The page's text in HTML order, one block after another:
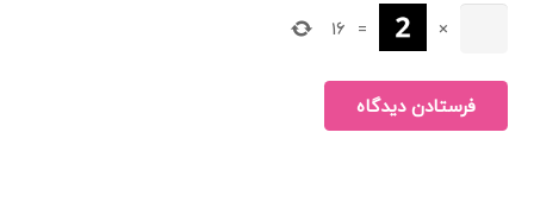
×
=
16
فرستادن دیدگاه